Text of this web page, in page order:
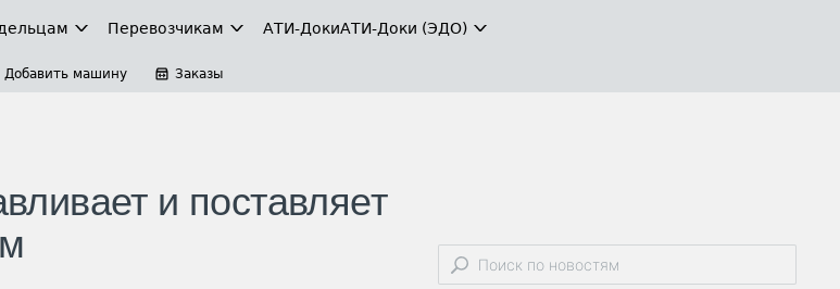
Перевозчикам АТИ-ДокиАТИ-Доки (ЭДО)
Добавить машину Заказы
и поставляет